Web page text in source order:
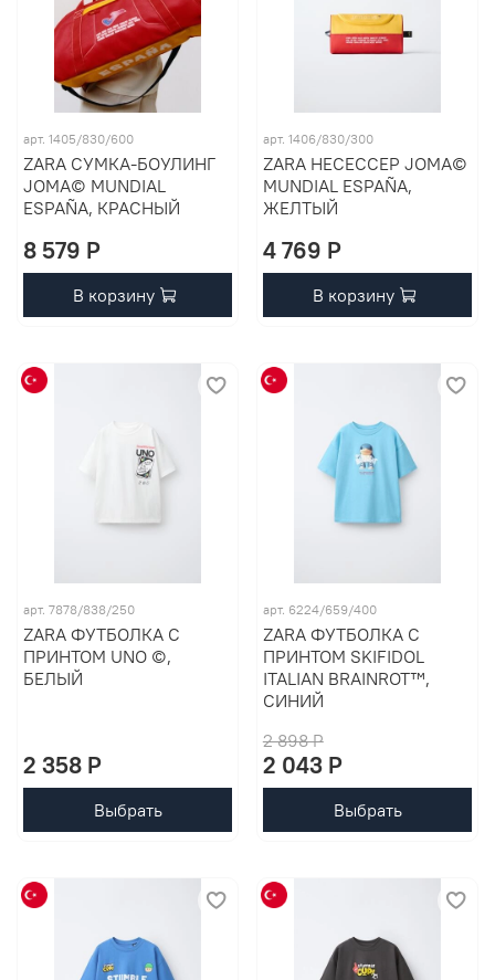
арт. 1405/830/600
ZARA СУМКА-БОУЛИНГ
JOMA© MUNDIAL
ESPAÑA, КРАСНЫЙ
8 579 P
В корзину
арт. 1406/830/300
ZARA НЕСЕССЕР JOMA©
MUNDIAL ESPAÑA,
ЖЕЛТЫЙ
4 769 P
В корзину
арт. 7878/838/250
ZARA ФУТБОЛКА С
ПРИНТОМ UNO ©,
БЕЛЫЙ
2 358 P
Выбрать
арт. 6224/659/400
ZARA ФУТБОЛКА С
ПРИНТОМ SKIFIDOL
ITALIAN BRAINROT™,
СИНИЙ
2 898 P
2 043 P
Выбрать